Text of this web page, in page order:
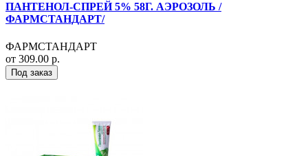
ПАНТЕНОЛ-СПРЕЙ 5% 58Г. АЭРОЗОЛЬ /
ФАРМСТАНДАРТ/
ФАРМСТАНДАРТ
от 309.00 р.
Под заказ